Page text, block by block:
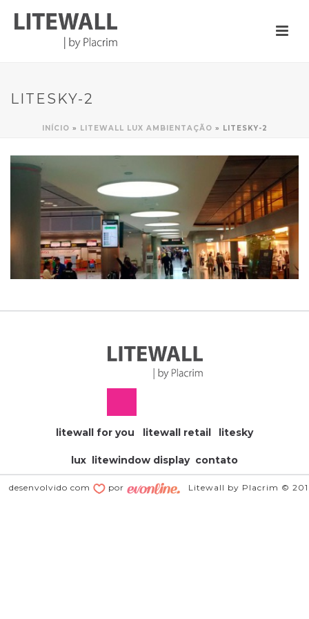
LITESKY-2
INÍCIO » LITEWALL LUX AMBIENTAÇÃO » LITESKY-2
litewall for you litewall retail litesky
lux litewindow display contato
desenvolvido com por Litewall by Placrim ©